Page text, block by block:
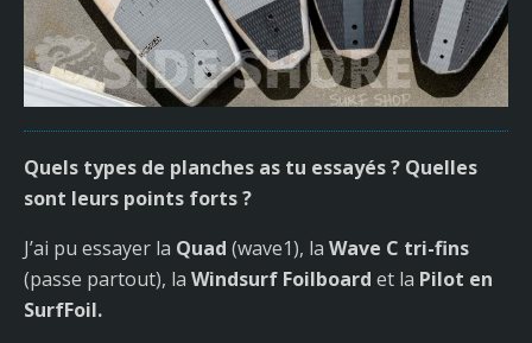
Quels types de planches as tu essayés ? Quelles
sont leurs points forts ?
J’ai pu essayer la Quad (wave1), la Wave C tri-fins
(passe partout), la Windsurf Foilboard et la Pilot en
SurfFoil.